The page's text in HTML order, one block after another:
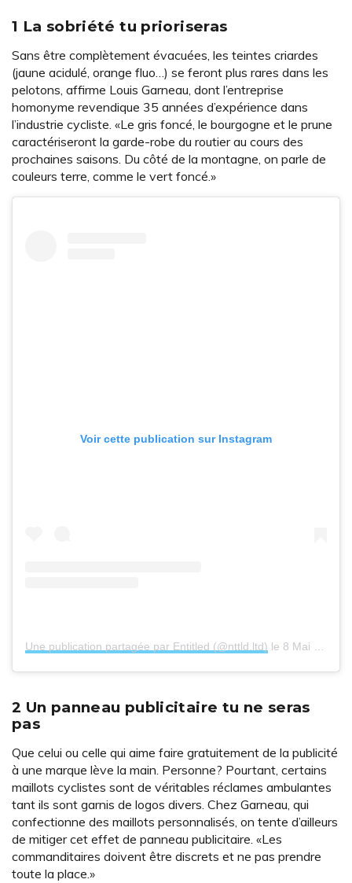
1 La sobriété tu prioriseras
Sans être complètement évacuées, les teintes criardes
(jaune acidulé, orange fluo…) se feront plus rares dans les
pelotons, affirme Louis Garneau, dont l’entreprise
homonyme revendique 35 années d’expérience dans
l’industrie cycliste. «Le gris foncé, le bourgogne et le prune
caractériseront la garde-robe du routier au cours des
prochaines saisons. Du côté de la montagne, on parle de
couleurs terre, comme le vert foncé.»
Voir cette publication sur Instagram
Une publication partagée par Entitled (@nttld.ltd) le 8 Mai 2018 à 3 :46 PDT
2 Un panneau publicitaire tu ne seras
pas
Que celui ou celle qui aime faire gratuitement de la publicité
à une marque lève la main. Personne? Pourtant, certains
maillots cyclistes sont de véritables réclames ambulantes
tant ils sont garnis de logos divers. Chez Garneau, qui
confectionne des maillots personnalisés, on tente d’ailleurs
de mitiger cet effet de panneau publicitaire. «Les
commanditaires doivent être discrets et ne pas prendre
toute la place.»